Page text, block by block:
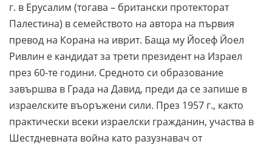
г. в Ерусалим (тогава – британски протекторат
Палестина) в семейството на автора на първия
превод на Корана на иврит. Баща му Йосеф Йоел
Ривлин е кандидат за трети президент на Израел
през 60-те години. Средното си образование
завършва в Града на Давид, преди да се запише в
израелските въоръжени сили. През 1957 г., както
практически всеки израелски гражданин, участва в
Шестдневната война като разузнавач от